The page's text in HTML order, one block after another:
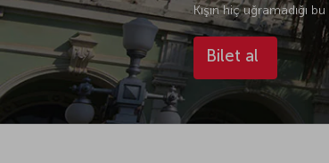
Kışın hiç uğramadığı
Bilet al